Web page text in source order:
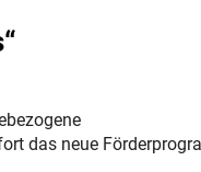
das neue